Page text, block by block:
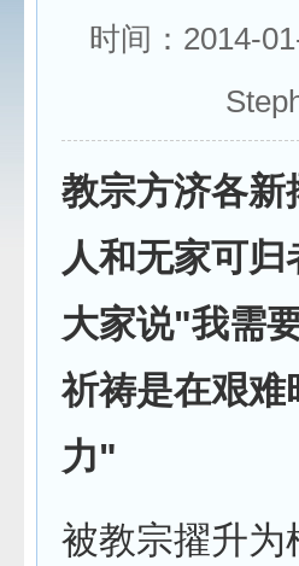
时间：2014-
教宗方济各新
人和无家可
大家说"我需
祈祷是在艰难
力"
被教宗擢升为